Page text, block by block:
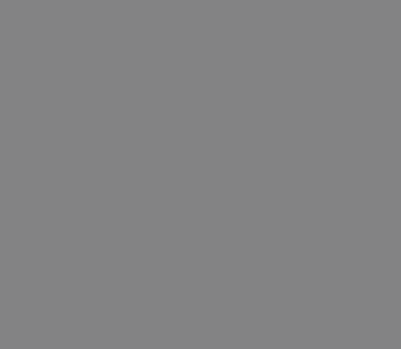
χρήστης πριν
λόγω ιστότοπο.